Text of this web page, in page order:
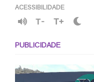
ACESSIBILIDADE
T- T+
PUBLICIDADE